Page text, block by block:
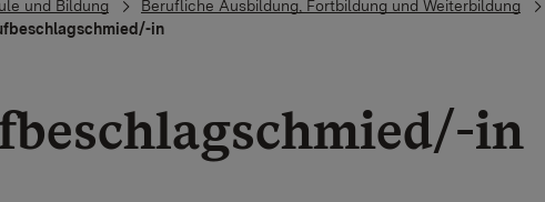
und Bildung Berufliche Ausbildung, Fortbildung und Weiterbildung
in
in